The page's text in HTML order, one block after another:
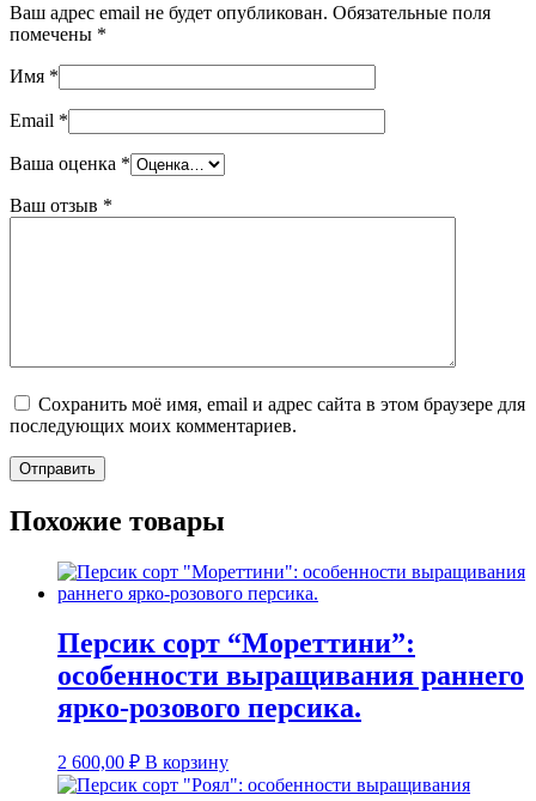
Ваш адрес email не будет опубликован. Обязательные поля
помечены *
Имя *
Email *
Ваша оценка *
Ваш отзыв *
Сохранить моё имя, email и адрес сайта в этом браузере для
последующих моих комментариев.
Похожие товары
Персик сорт “Мореттини”:
особенности выращивания раннего
ярко-розового персика.
2 600,00 ₽ В корзину